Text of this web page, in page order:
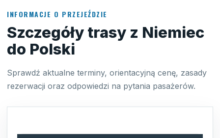
INFORMACJE O PRZEJEŹDZIE
Szczegóły trasy z Niemiec
do Polski
Sprawdź aktualne terminy, orientacyjną cenę, zasady
rezerwacji oraz odpowiedzi na pytania pasażerów.